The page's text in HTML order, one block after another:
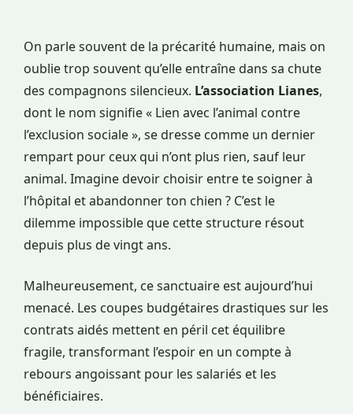
On parle souvent de la précarité humaine, mais on
oublie trop souvent qu’elle entraîne dans sa chute
des compagnons silencieux. L’association Lianes,
dont le nom signifie « Lien avec l’animal contre
l’exclusion sociale », se dresse comme un dernier
rempart pour ceux qui n’ont plus rien, sauf leur
animal. Imagine devoir choisir entre te soigner à
l’hôpital et abandonner ton chien ? C’est le
dilemme impossible que cette structure résout
depuis plus de vingt ans.
Malheureusement, ce sanctuaire est aujourd’hui
menacé. Les coupes budgétaires drastiques sur les
contrats aidés mettent en péril cet équilibre
fragile, transformant l’espoir en un compte à
rebours angoissant pour les salariés et les
bénéficiaires.